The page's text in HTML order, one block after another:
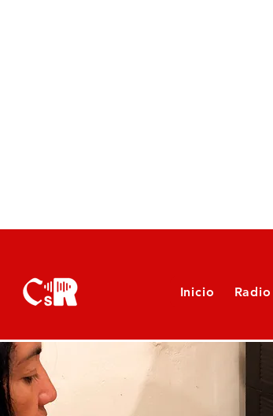
Inicio Radio